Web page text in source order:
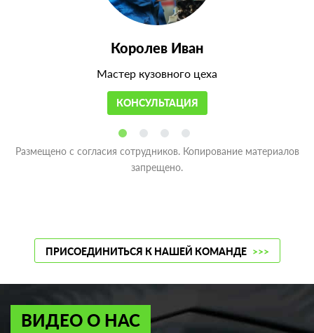
Королев Иван
Мастер кузовного цеха
КОНСУЛЬТАЦИЯ
Размещено с согласия сотрудников. Копирование материалов
запрещено.
ПРИСОЕДИНИТЬСЯ К НАШЕЙ КОМАНДЕ >>>
ВИДЕО О НАС